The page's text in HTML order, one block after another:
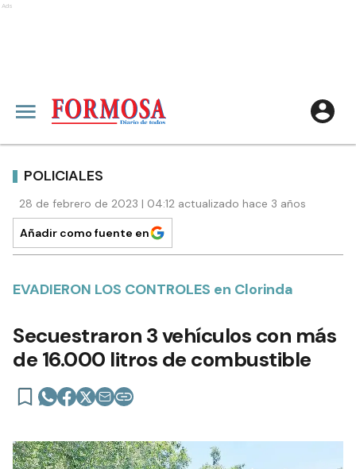
Ads
POLICIALES
28 de febrero de 2023 | 04:12 actualizado hace 3 años
Añadir como fuente en
EVADIERON LOS CONTROLES en Clorinda
Secuestraron 3 vehículos con más
de 16.000 litros de combustible